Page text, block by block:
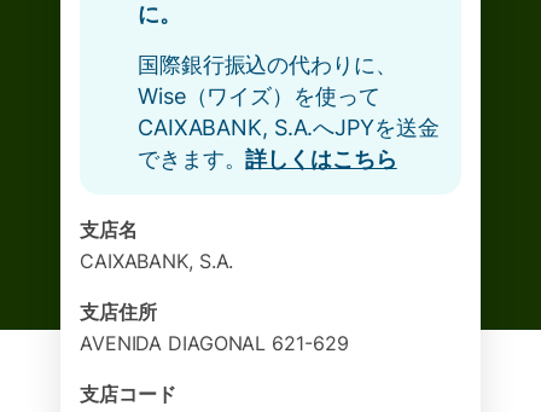
に。
国際銀行振込の代わりに、
Wise（ワイズ）を使って
CAIXABANK, S.A.へJPYを送金
できます。詳しくはこちら
支店名
CAIXABANK, S.A.
支店住所
AVENIDA DIAGONAL 621-629
支店コード